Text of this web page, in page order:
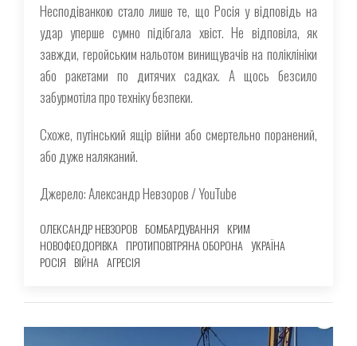
Несподіванкою стало лише те, що Росія у відповідь на
удар уперше сумно підібгала хвіст. Не відповіла, як
завжди, геройським нальотом винищувачів на поліклініки
або ракетами по дитячих садках. А щось безсило
забурмотіла про техніку безпеки.
Схоже, путінський ящір війни або смертельно поранений,
або дуже наляканий.
Джерело: Александр Невзоров / YouTube
ОЛЕКСАНДР НЕВЗОРОВ БОМБАРДУВАННЯ КРИМ
НОВОФЕОДОРІВКА ПРОТИПОВІТРЯНА ОБОРОНА УКРАЇНА
РОСІЯ ВІЙНА АГРЕСІЯ